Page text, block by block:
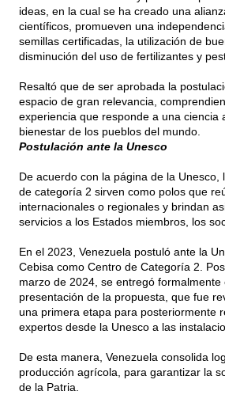
ideas, en la cual se ha creado una
científicos, promueven una
semillas certificadas, la utilización de
disminución del uso de fertilizantes y
Resaltó que de ser aprobada la
espacio de gran relevancia,
experiencia que responde a una ciencia
bienestar de los pueblos del mundo.
Postulación ante la Unesco
De acuerdo con la página de la Unesco,
de categoría 2 sirven como polos que
internacionales o regionales y brindan
servicios a los Estados miembros, los
En el 2023, Venezuela postuló ante la
Cebisa como Centro de Categoría 2.
marzo de 2024, se entregó
presentación de la propuesta, que fue
una primera etapa para posteriormente
expertos desde la Unesco a las
De esta manera, Venezuela consolida
producción agrícola, para garantizar la
de la Patria.